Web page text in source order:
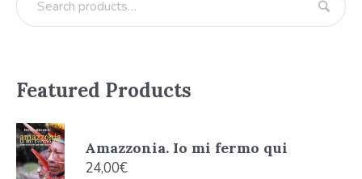
Featured Products
Amazzonia. Io mi fermo qui
24,00€